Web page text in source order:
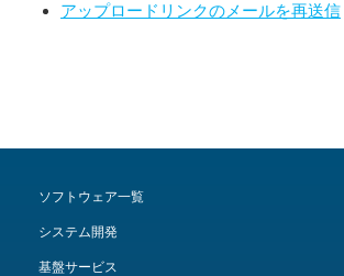
アップロードリンクのメールを再送信
ソフトウェア一覧
システム開発
基盤サービス